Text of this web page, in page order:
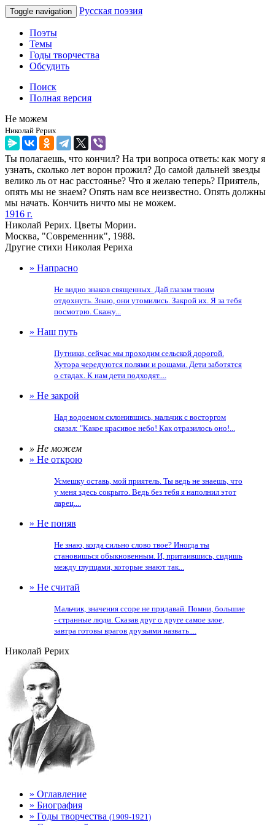
Toggle navigation Русская поэзия
Поэты
Темы
Годы творчества
Обсудить
Поиск
Полная версия
Не можем
Николай Рерих
Ты полагаешь, что кончил? На три вопроса ответь: как могу я
узнать, сколько лет ворон прожил? До самой дальней звезды
велико ль от нас расстоянье? Что я желаю теперь? Приятель,
опять мы не знаем? Опять нам все неизвестно. Опять должны
мы начать. Кончить ничто мы не можем.
1916 г.
Николай Рерих. Цветы Мории.
Москва, "Современник", 1988.
Другие стихи Николая Рериха
» Напрасно
Не видно знаков священных. Дай глазам твоим
отдохнуть. Знаю, они утомились. Закрой их. Я за тебя
посмотрю. Скажу...
» Наш путь
Путники, сейчас мы проходим сельской дорогой.
Хутора чередуются полями и рощами. Дети заботятся
о стадах. К нам дети подходят....
» Не закрой
Над водоемом склонившись, мальчик с восторгом
сказал: "Какое красивое небо! Как отразилось оно!...
» Не можем
» Не открою
Усмешку оставь, мой приятель. Ты ведь не знаешь, что
у меня здесь сокрыто. Ведь без тебя я наполнил этот
ларец....
» Не поняв
Не знаю, когда сильно слово твое? Иногда ты
становишься обыкновенным. И, притаившись, сидишь
между глупцами, которые знают так...
» Не считай
Мальчик, значения ссоре не придавай. Помни, большие
- странные люди. Сказав друг о друге самое злое,
завтра готовы врагов друзьями назвать....
Николай Рерих
» Оглавление
» Биография
» Годы творчества (1909-1921)